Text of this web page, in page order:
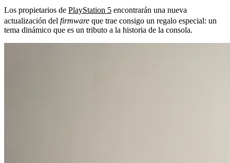
Los propietarios de PlayStation 5 encontrarán una nueva
actualización del firmware que trae consigo un regalo especial: un
tema dinámico que es un tributo a la historia de la consola.